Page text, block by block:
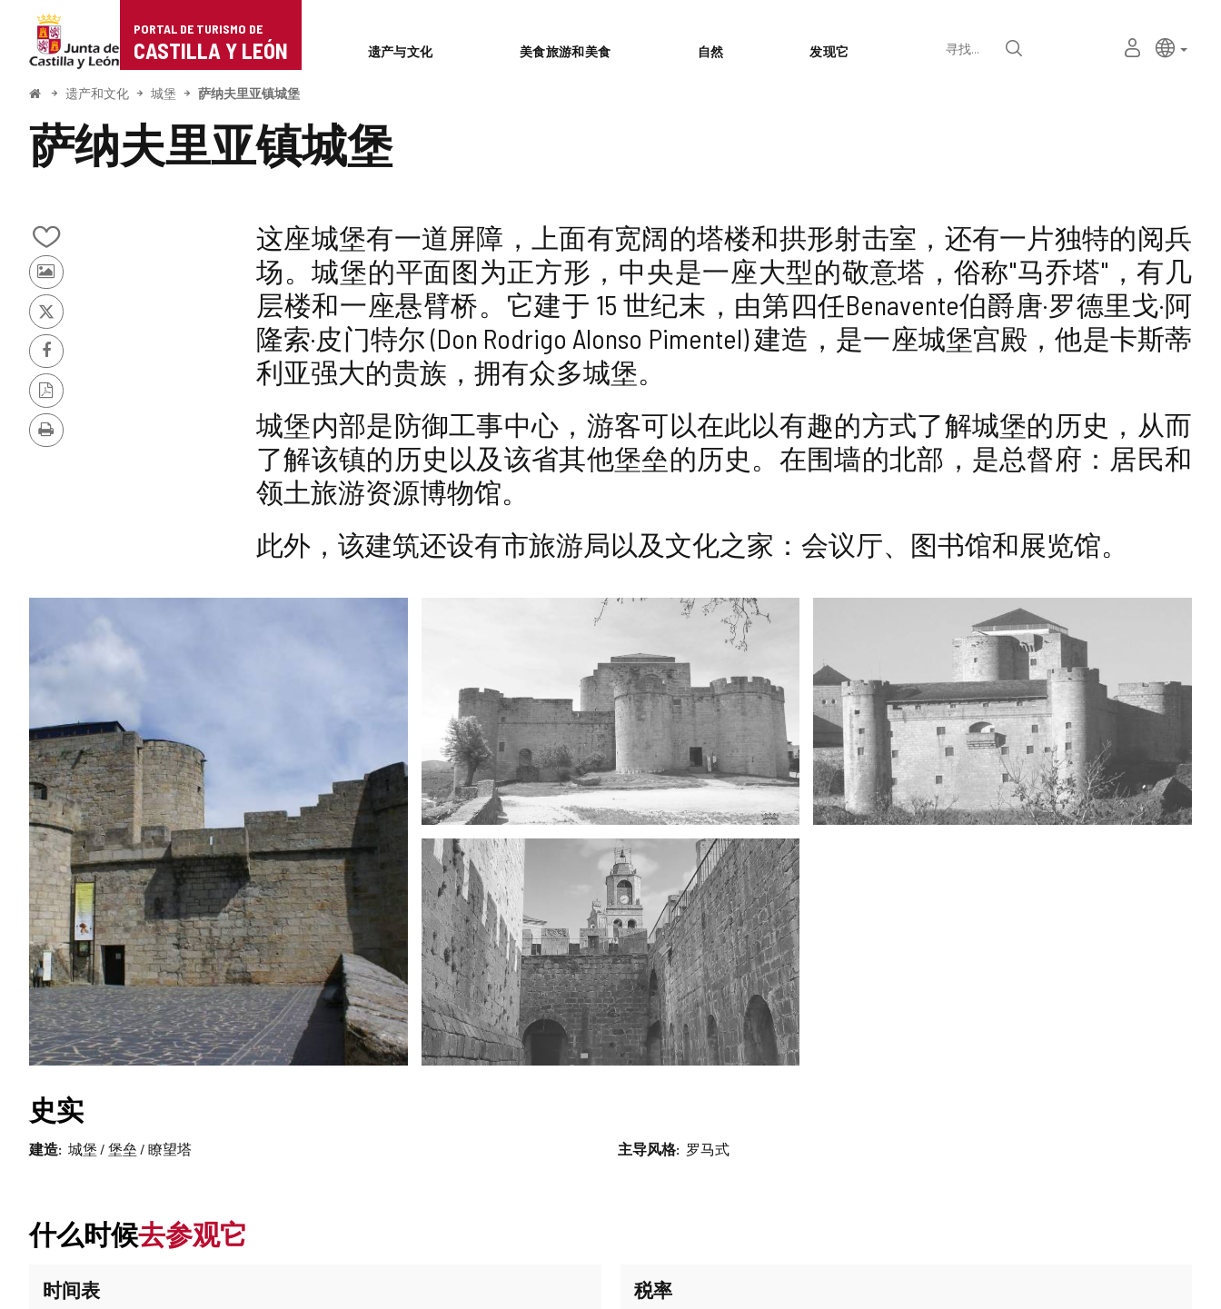
Portal
de
Turismo
de
Castilla
León
PORTAL DE TURISMO DE
CASTILLA Y LEÓN 遗产与文化 美食旅游和美食 自然 发现它 寻找
语
言
主动语
中文
开
遗产和文化 城堡 萨纳夫里亚镇城堡
萨纳夫里亚镇城堡
从
我
的
笔
记
本
中
添
加/
删
除
其
他
游
客
的
照
片
推
特
Facebook
PDF
版
本
打
这座城堡有一道屏障，上面有宽阔的塔楼和拱形射击室，还有一片独特的阅兵
场。城堡的平面图为正方形，中央是一座大型的敬意塔，俗称"马乔塔"，有几
层楼和一座悬臂桥。它建于 15 世纪末，由第四任Benavente伯爵唐·罗德里戈·阿
隆索·皮门特尔 (Don Rodrigo Alonso Pimentel) 建造，是一座城堡宫殿，他是卡斯蒂
利亚强大的贵族，拥有众多城堡。
城堡内部是防御工事中心，游客可以在此以有趣的方式了解城堡的历史，从而
了解该镇的历史以及该省其他堡垒的历史。在围墙的北部，是总督府：居民和
领土旅游资源博物馆。
此外，该建筑还设有市旅游局以及文化之家：会议厅、图书馆和展览馆。
片
库
史实
建造 城堡 / 堡垒 / 瞭望塔 主导风格 罗马式
什么时候去参观它
时间表 税率